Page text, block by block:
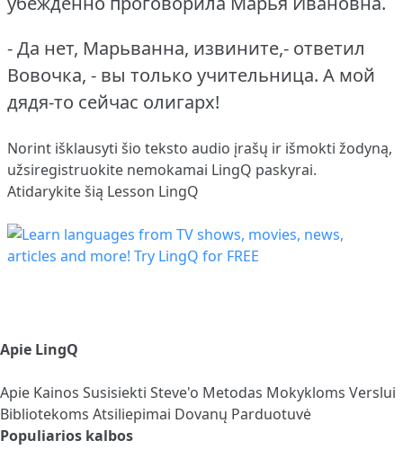
- Да нет, Марьванна, извините,- ответил
Вовочка, - вы только учительница. А мой
дядя-то сейчас олигарх!
Norint išklausyti šio teksto audio įrašų ir išmokti žodyną,
užsiregistruokite nemokamai LingQ paskyrai.
Atidarykite šią Lesson LingQ
Apie LingQ
Apie Kainos Susisiekti Steve'o Metodas Mokykloms Verslui
Bibliotekoms Atsiliepimai Dovanų Parduotuvė
Populiarios kalbos